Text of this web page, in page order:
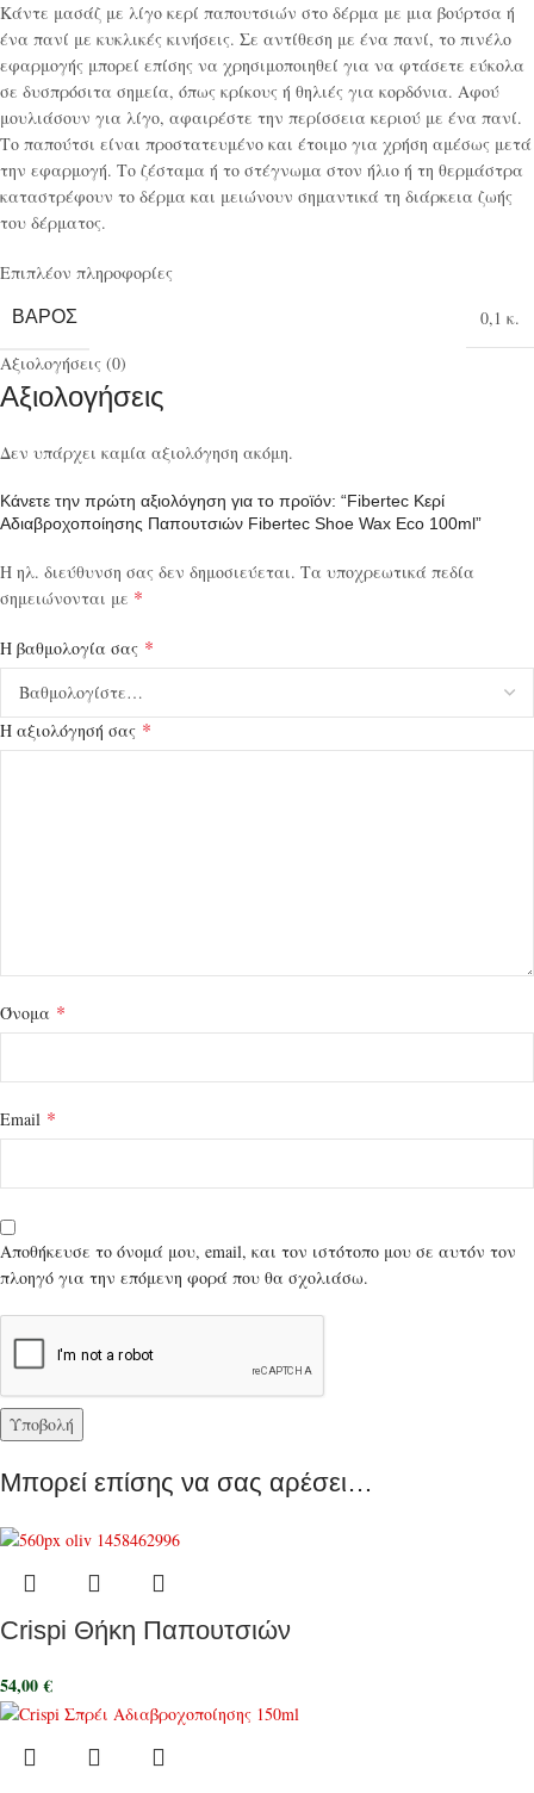
Κάντε μασάζ με λίγο κερί παπουτσιών στο δέρμα με μια βούρτσα ή
ένα πανί με κυκλικές κινήσεις. Σε αντίθεση με ένα πανί, το πινέλο
εφαρμογής μπορεί επίσης να χρησιμοποιηθεί για να φτάσετε εύκολα
σε δυσπρόσιτα σημεία, όπως κρίκους ή θηλιές για κορδόνια. Αφού
μουλιάσουν για λίγο, αφαιρέστε την περίσσεια κεριού με ένα πανί.
Το παπούτσι είναι προστατευμένο και έτοιμο για χρήση αμέσως μετά
την εφαρμογή. Το ζέσταμα ή το στέγνωμα στον ήλιο ή τη θερμάστρα
καταστρέφουν το δέρμα και μειώνουν σημαντικά τη διάρκεια ζωής
του δέρματος.
Επιπλέον πληροφορίες
ΒΆΡΟΣ
0,1 κ.
Αξιολογήσεις (0)
Αξιολογήσεις
Δεν υπάρχει καμία αξιολόγηση ακόμη.
Κάνετε την πρώτη αξιολόγηση για το προϊόν: “Fibertec Κερί
Αδιαβροχοποίησης Παπουτσιών Fibertec Shoe Wax Eco 100ml”
Η ηλ. διεύθυνση σας δεν δημοσιεύεται. Τα υποχρεωτικά πεδία
σημειώνονται με *
Η βαθμολογία σας *
Η αξιολόγησή σας *
Όνομα *
Email *
Αποθήκευσε το όνομά μου, email, και τον ιστότοπο μου σε αυτόν τον
πλοηγό για την επόμενη φορά που θα σχολιάσω.
Μπορεί επίσης να σας αρέσει…
Crispi Θήκη Παπουτσιών
54,00€